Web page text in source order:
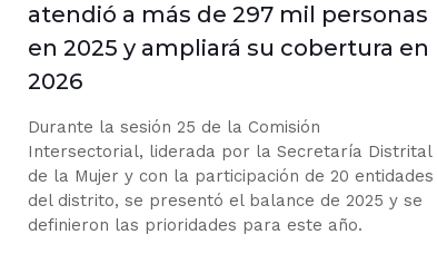
atendió a más de 297 mil personas
en 2025 y ampliará su cobertura en
2026
Durante la sesión 25 de la Comisión
Intersectorial, liderada por la Secretaría Distrital
de la Mujer y con la participación de 20 entidades
del distrito, se presentó el balance de 2025 y se
definieron las prioridades para este año.